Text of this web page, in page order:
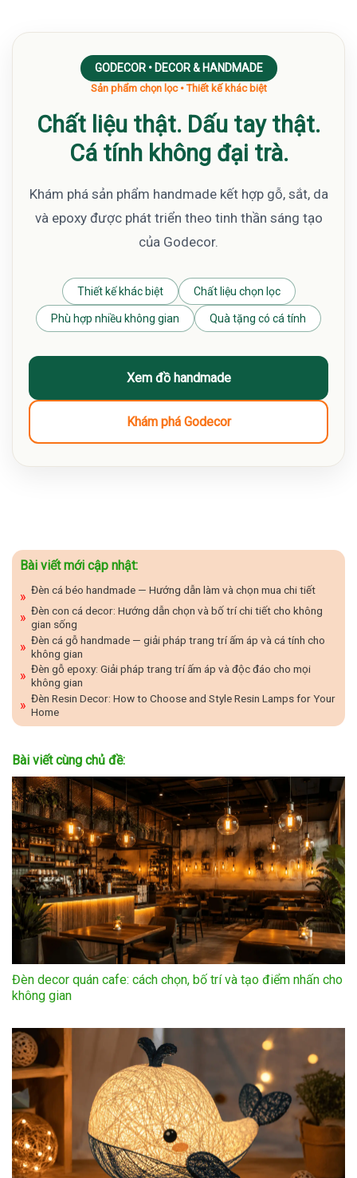
GODECOR • DECOR & HANDMADE
Sản phẩm chọn lọc • Thiết kế khác biệt
Chất liệu thật. Dấu tay thật.
Cá tính không đại trà.
Khám phá sản phẩm handmade kết hợp gỗ, sắt, da
và epoxy được phát triển theo tinh thần sáng tạo
của Godecor.
Thiết kế khác biệt Chất liệu chọn lọc
Phù hợp nhiều không gian Quà tặng có cá tính
Xem đồ handmade
Khám phá Godecor
Bài viết mới cập nhật:
Đèn cá béo handmade — Hướng dẫn làm và chọn mua chi tiết
Đèn con cá decor: Hướng dẫn chọn và bố trí chi tiết cho không
gian sống
Đèn cá gỗ handmade — giải pháp trang trí ấm áp và cá tính cho
không gian
Đèn gỗ epoxy: Giải pháp trang trí ấm áp và độc đáo cho mọi
không gian
Đèn Resin Decor: How to Choose and Style Resin Lamps for Your
Home
Bài viết cùng chủ đề:
Đèn decor quán cafe: cách chọn, bố trí và tạo điểm nhấn cho
không gian